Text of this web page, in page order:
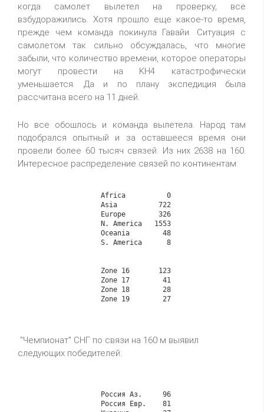
когда самолет вылетел на проверку, все
взбудоражились. Хотя прошло еще какое-то время,
прежде чем команда покинула Гавайи. Ситуация с
самолетом так сильно обсуждалась, что многие
забыли, что количество времени, которое операторы
могут провести на KH4 катастрофически
уменьшается. Да и по плану экспедиция была
рассчитана всего на 11 дней.
Но все обошлось и команда вылетела. Народ там
подобрался опытный и за оставшееся время они
провели более 60 тысяч связей. Из них 2638 на 160.
Интересное распределение связей по континентам:
"Чемпионат" СНГ по связи на 160 м выявил
следующих победителей: